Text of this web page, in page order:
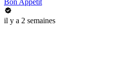
Bon Appétit
il y a 2 semaines